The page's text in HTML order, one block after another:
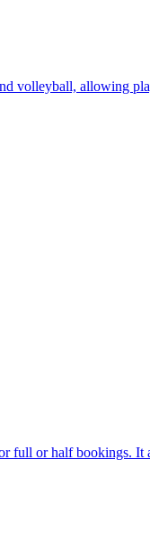
volleyball, allowing
full or half bookings. It